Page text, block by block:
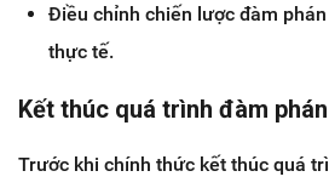
Điều chỉnh chiến lược đàm
thực tế.
Kết thúc quá trình đàm phán
Trước khi chính thức kết thúc quá